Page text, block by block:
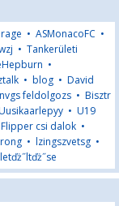
• ASMonacoFC •
• Tankerületi
•
• blog • David
feldolgozs • Bisztr
• U19
Flipper csi dalok •
• lzingszvetsg •